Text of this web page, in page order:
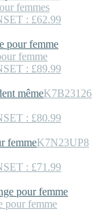
femmes
: £62.99
femme
: £89.99
K7B23126
: £80.99
K7N23UP8
: £71.99
pour femme